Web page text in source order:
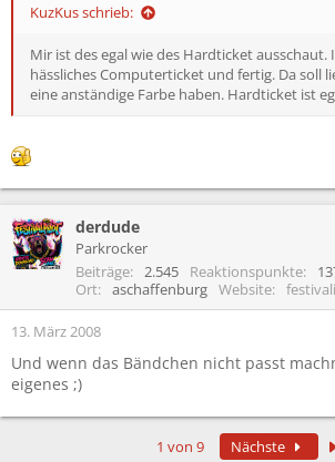
KuzKus schrieb:
Mir ist des egal wie des Hardticket ausschaut.
hässliches Computerticket und fertig. Da soll
eine anständige Farbe haben. Hardticket ist
derdude
Parkrocker
Beiträge
2.545 Reaktionspunkte
Ort
aschaffenburg Website
13. März 2008
Und wenn das Bändchen nicht passt
eigenes ;)
1 von 9 Nächste